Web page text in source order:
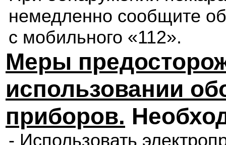
немедленно сообщите
с мобильного «112».
Меры
использовании
приборов.
- Использовать